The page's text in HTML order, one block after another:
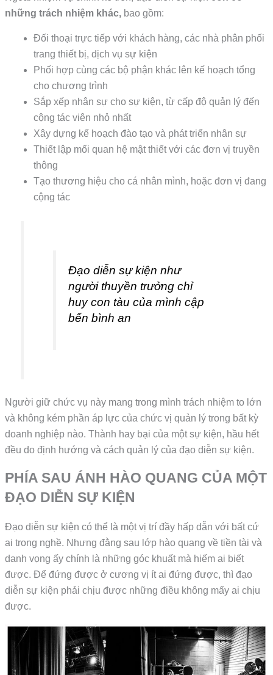
những trách nhiệm khác, bao gồm:
Đối thoại trực tiếp với khách hàng, các nhà phân phối
trang thiết bị, dịch vụ sự kiện
Phối hợp cùng các bộ phận khác lên kế hoạch tổng
cho chương trình
Sắp xếp nhân sự cho sự kiện, từ cấp độ quản lý đến
cộng tác viên nhỏ nhất
Xây dựng kế hoạch đào tạo và phát triển nhân sự
Thiết lập mối quan hệ mật thiết với các đơn vị truyền
thông
Tạo thương hiệu cho cá nhân mình, hoặc đơn vị đang
cộng tác
Đạo diễn sự kiện như
người thuyền trưởng chỉ
huy con tàu của mình cập
bến bình an
Người giữ chức vụ này mang trong mình trách nhiệm to lớn
và không kém phần áp lực của chức vị quản lý trong bất kỳ
doanh nghiệp nào. Thành hay bại của một sự kiện, hầu hết
đều do định hướng và cách quản lý của đạo diễn sự kiện.
PHÍA SAU ÁNH HÀO QUANG CỦA MỘT
ĐẠO DIỄN SỰ KIỆN
Đạo diễn sự kiện có thể là một vị trí đầy hấp dẫn với bất cứ
ai trong nghề. Nhưng đằng sau lớp hào quang về tiền tài và
danh vọng ấy chính là những góc khuất mà hiếm ai biết
được. Để đứng được ở cương vị ít ai đứng được, thì đạo
diễn sự kiện phải chịu được những điều không mấy ai chịu
được.